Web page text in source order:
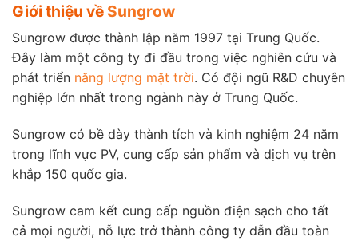
Giới thiệu về Sungrow
Sungrow được thành lập năm 1997 tại Trung Quốc.
Đây làm một công ty đi đầu trong việc nghiên cứu và
phát triển năng lượng mặt trời. Có đội ngũ R&D chuyên
nghiệp lớn nhất trong ngành này ở Trung Quốc.
Sungrow có bề dày thành tích và kinh nghiệm 24 năm
trong lĩnh vực PV, cung cấp sản phẩm và dịch vụ trên
khắp 150 quốc gia.
Sungrow cam kết cung cấp nguồn điện sạch cho tất
cả mọi người, nỗ lực trở thành công ty dẫn đầu toàn